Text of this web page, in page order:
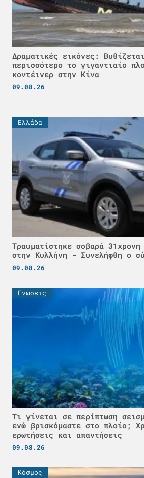
Δραματικές εικόνες:
περισσότερο το γιγαντιαίο
κοντέινερ στην Κίνα
09.08.26
Ελλάδα
Τραυματίστηκε σοβαρά
στην Κυλλήνη - Συνελήφθη ο
09.08.26
Γνώσεις
Τι γίνεται σε περίπτωση
ενώ βρισκόμαστε στο πλοίο;
ερωτήσεις και απαντήσεις
09.08.26
Κόσμος